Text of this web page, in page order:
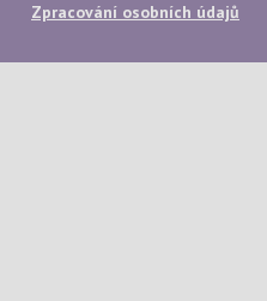
Zpracování osobních údajů